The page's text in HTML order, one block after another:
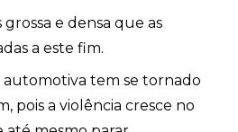
grossa e densa que as
a este fim.
tem se tornado
pois a violência cresce no